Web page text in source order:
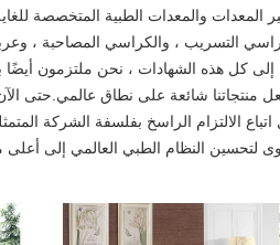
لتحسين النظام الطبي العالمي إلى